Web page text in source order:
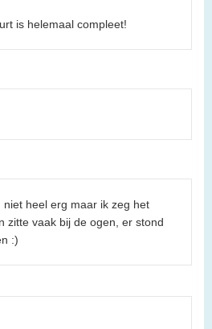
is helemaal compleet!
heel erg maar ik zeg het
zitte vaak bij de ogen, er stond
:)